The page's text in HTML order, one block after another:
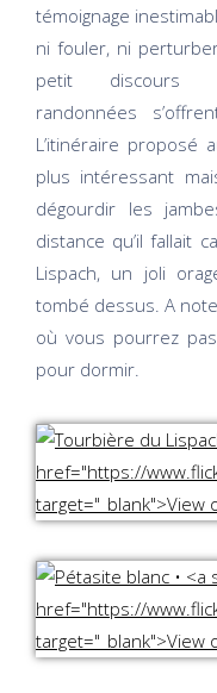
témoignage
ni fouler, ni
petit discours
randonnées
L’itinéraire proposé
plus intéressant
dégourdir les
distance qu’il fallait
Lispach, un joli
tombé dessus. A
où vous pourrez
pour dormir.